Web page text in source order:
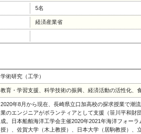
5名
経済産業省
学術研究（工学）
教育・学習支援、科学技術の振興、経済活動の活性化、
2020年8月から現在、長崎県立口加高校の探求授業で潮
業のエンジニアがボランティアとして支援（笹川平和財
成。日本船舶海洋工学会主催2020年2021年海洋フォー
授）、佐賀大学（木上教授）、日本大学（居駒教授）、